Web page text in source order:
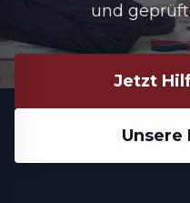
und
Jetzt
Unsere